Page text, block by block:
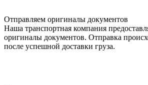
Отправляем оригиналы документов
Наша транспортная компания
оригиналы документов. Отправка
после успешной доставки груза.